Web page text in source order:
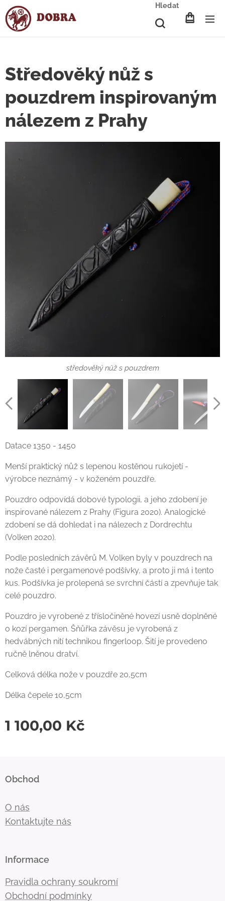
Hledat
Středověký nůž s
pouzdrem inspirovaným
nálezem z Prahy
středověký nůž s pouzdrem
Datace 1350 - 1450
Menší praktický nůž s lepenou kostěnou rukojetí -
výrobce neznámý - v koženém pouzdře.
Pouzdro odpovídá dobové typologii, a jeho zdobení je
inspirované nálezem z Prahy (Figura 2020). Analogické
zdobení se dá dohledat i na nálezech z Dordrechtu
(Volken 2020).
Podle posledních závěrů M. Volken byly v pouzdrech na
nože časté i pergamenové podšívky, a proto ji má i tento
kus. Podšívka je prolepená se svrchní částí a zpevňuje tak
celé pouzdro.
Pouzdro je vyrobené z třísločiněné hovezí usně doplněné
o kozí pergamen. Šňůřka závěsu je vyrobená z
hedvábných nití technikou fingerloop. Šití je provedeno
ručně lněnou dratví.
Celková délka nože v pouzdře 20,5cm
Délka čepele 10,5cm
1 100,00 Kč
Obchod
O nás
Kontaktujte nás
Informace
Pravidla ochrany soukromí
Obchodní podmínky